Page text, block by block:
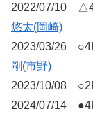
2022/07/10
悠太(岡崎)
2023/03/26
剛(市野)
2023/10/08
2024/07/14